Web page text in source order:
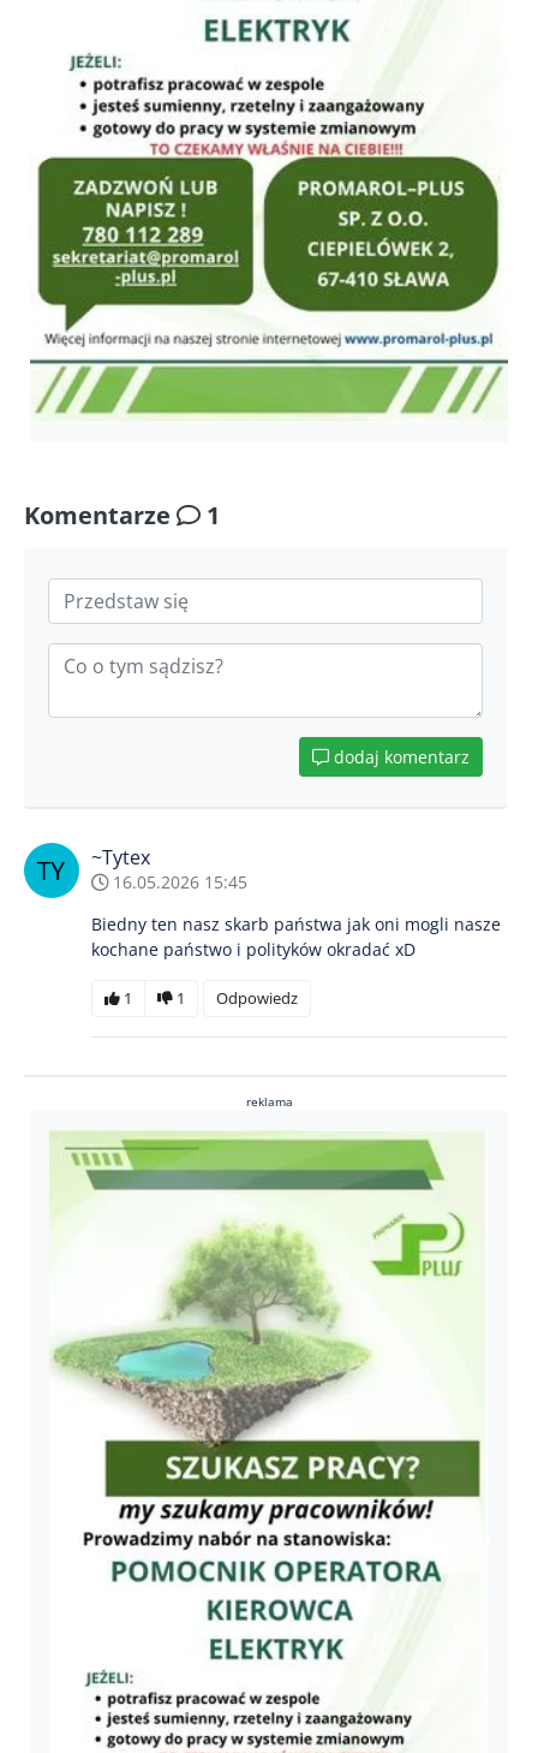
Komentarze 1
dodaj komentarz
~Tytex
16.05.2026 15:45
Biedny ten nasz skarb państwa jak oni mogli nasze
kochane państwo i polityków okradać xD
1 1 Odpowiedz
reklama